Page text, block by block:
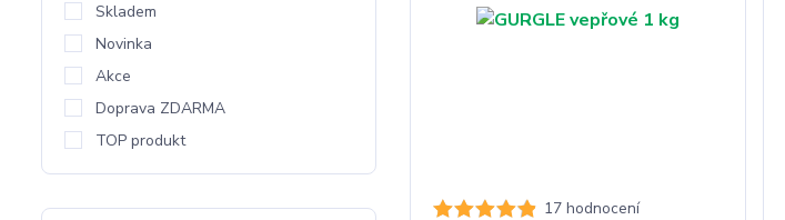
17 hodnocení
Skladem
Novinka
Akce
Doprava ZDARMA
TOP produkt